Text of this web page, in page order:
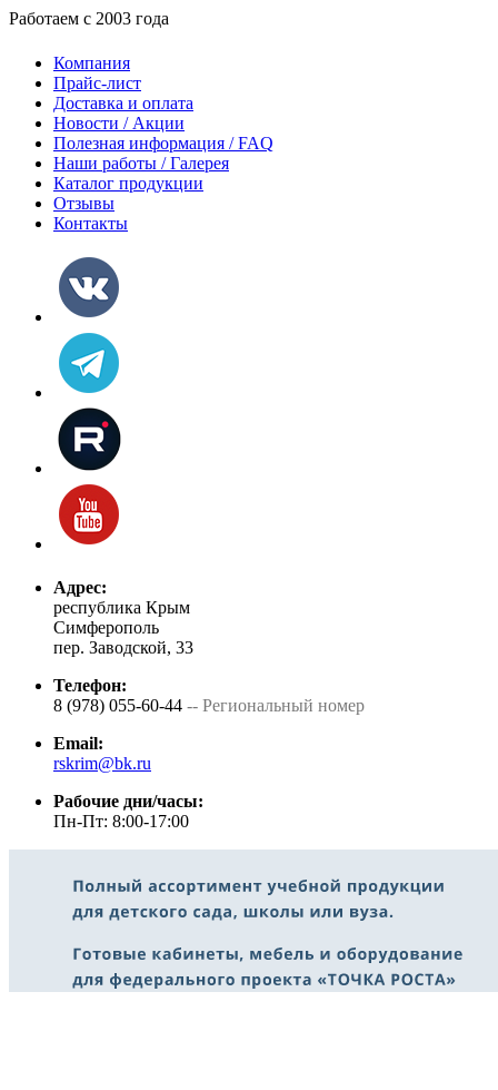
Работаем с 2003 года
Компания
Прайс-лист
Доставка и оплата
Новости / Акции
Полезная информация / FAQ
Наши работы / Галерея
Каталог продукции
Отзывы
Контакты
Адрес:
республика Крым
Симферополь
пер. Заводской, 33
Телефон:
8 (978) 055-60-44 -- Региональный номер
Email:
rskrim@bk.ru
Рабочие дни/часы:
Пн-Пт: 8:00-17:00